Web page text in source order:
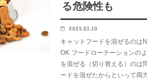
る危険性も
2025.03.30
キャットフードを混ぜるのは
OK フードローテーションの
を混ぜる（切り替える）のは
ードを混ぜたからといって両